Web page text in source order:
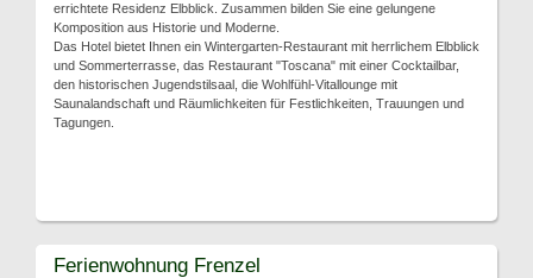
errichtete Residenz Elbblick. Zusammen bilden Sie eine gelungene
Komposition aus Historie und Moderne.
Das Hotel bietet Ihnen ein Wintergarten-Restaurant mit herrlichem Elbblick
und Sommerterrasse, das Restaurant "Toscana" mit einer Cocktailbar,
den historischen Jugendstilsaal, die Wohlfühl-Vitallounge mit
Saunalandschaft und Räumlichkeiten für Festlichkeiten, Trauungen und
Tagungen.
Ferienwohnung Frenzel